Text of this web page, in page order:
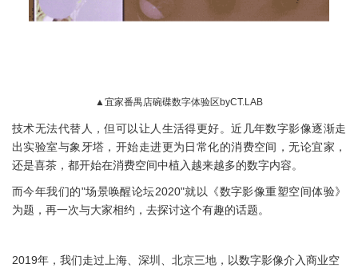
▲宜家番禺店碗碟数字体验区byCT.LAB
技术无法代替人，但可以让人生活得更好。近几年数字影像逐渐走
出实验室与象牙塔，开始走进更为日常化的消费空间，无论宜家，
还是喜茶，都开始在消费空间中植入越来越多的数字内容。
而今年我们的"场景唤醒论坛2020"就以《数字影像重塑空间体验》
为题，再一次与大家相约，去探讨这个有趣的话题。
2019年，我们走过上海、深圳、北京三地，以数字影像介入商业空